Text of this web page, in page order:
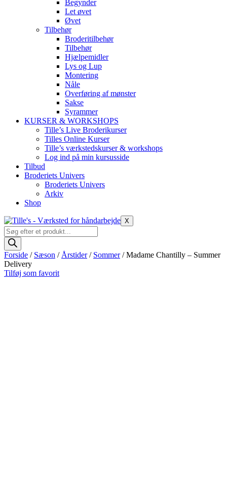
Begynder
Let øvet
Øvet
Tilbehør
Broderitilbehør
Tilbehør
Hjælpemidler
Lys og Lup
Montering
Nåle
Overføring af mønster
Sakse
Syrammer
KURSER & WORKSHOPS
Tille’s Live Broderikurser
Tilles Online Kurser
Tille’s værkstedskurser & workshops
Log ind på min kursusside
Tilbud
Broderiets Univers
Broderiets Univers
Arkiv
Shop
X
Products
search
Forside / Sæson / Årstider/ Sommer/ Madame Chantilly – Summer
Delivery
Tilføj som favorit